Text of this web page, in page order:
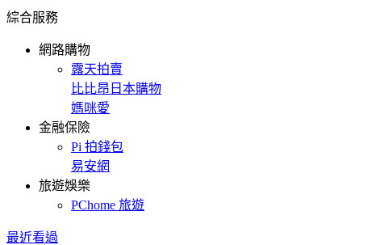
綜合服務
網路購物
露天拍賣
比比昂日本購物
媽咪愛
金融保險
Pi 拍錢包
易安網
旅遊娛樂
PChome 旅遊
最近看過